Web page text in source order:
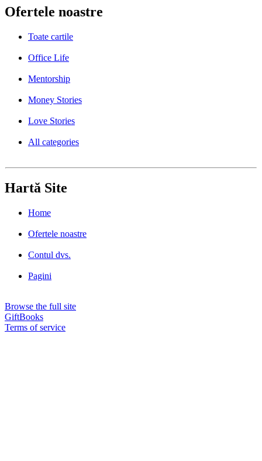
Ofertele noastre
Toate cartile
Office Life
Mentorship
Money Stories
Love Stories
All categories
Hartă Site
Home
Ofertele noastre
Contul dvs.
Pagini
Browse the full site
GiftBooks
Terms of service